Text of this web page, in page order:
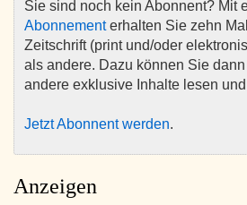
Sie sind noch kein Abonnent? Mit
Abonnementerhalten Sie zehn
Zeitschrift (print und/oder
als andere. Dazu können Sie
andere exklusive Inhalte lesen
Jetzt Abonnent werden.
Anzeigen